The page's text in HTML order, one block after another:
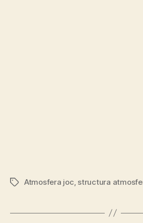
EticheteAtmosfera joc structura